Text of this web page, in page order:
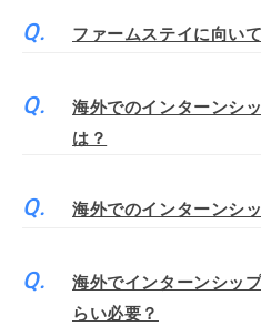
ファームステイに向い
海外でのインターンシ
は？
海外でのインターンシ
海外でインターンシッ
らい必要？